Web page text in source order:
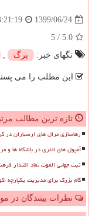
1399/06/24
5.0
/
5
تگهای خبر:
برگ ,
این مطلب را می
تازه ترین مطالب
رهاسازی مرال های ارسباران در
آمپول های لاغری در باشگاه ها و
ثبت جهانی الموت نماد اقتدار
گام بزرگ برای مدیریت یکپارچه
نظرات بینندگان در